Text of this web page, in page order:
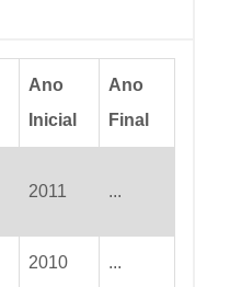
Ano
Inicial
Ano
Final
2011 ...
2010 ...